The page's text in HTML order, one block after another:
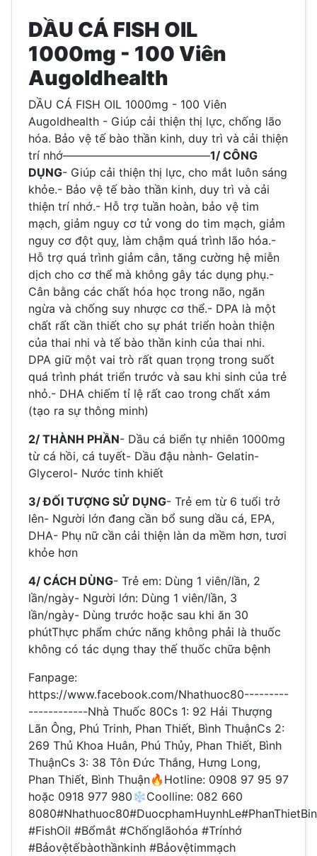
DẦU CÁ FISH OIL
1000mg - 100 Viên
Augoldhealth
DẦU CÁ FISH OIL 1000mg - 100 Viên
Augoldhealth - Giúp cải thiện thị lực, chống lão
hóa. Bảo vệ tế bào thần kinh, duy trì và cải thiện
trí nhớ—————————————1/ CÔNG
DỤNG- Giúp cải thiện thị lực, cho mắt luôn sáng
khỏe.- Bảo vệ tế bào thần kinh, duy trì và cải
thiện trí nhớ.- Hỗ trợ tuần hoàn, bảo vệ tim
mạch, giảm nguy cơ tử vong do tim mạch, giảm
nguy cơ đột quỵ, làm chậm quá trình lão hóa.-
Hỗ trợ quá trình giảm cân, tăng cường hệ miễn
dịch cho cơ thể mà không gây tác dụng phụ.-
Cân bằng các chất hóa học trong não, ngăn
ngừa và chống suy nhược cơ thể.- DPA là một
chất rất cần thiết cho sự phát triển hoàn thiện
của thai nhi và tế bào thần kinh của thai nhi.
DPA giữ một vai trò rất quan trọng trong suốt
quá trình phát triển trước và sau khi sinh của trẻ
nhỏ.- DHA chiếm tỉ lệ rất cao trong chất xám
(tạo ra sự thông minh)
2/ THÀNH PHẦN- Dầu cá biển tự nhiên 1000mg
từ cá hồi, cá tuyết- Dầu đậu nành- Gelatin-
Glycerol- Nước tinh khiết
3/ ĐỐI TƯỢNG SỬ DỤNG- Trẻ em từ 6 tuổi trở
lên- Người lớn đang cần bổ sung dầu cá, EPA,
DHA- Phụ nữ cần cải thiện làn da mềm hơn, tươi
khỏe hơn
4/ CÁCH DÙNG- Trẻ em: Dùng 1 viên/lần, 2
lần/ngày- Người lớn: Dùng 1 viên/lần, 3
lần/ngày- Dùng trước hoặc sau khi ăn 30
phútThực phẩm chức năng không phải là thuốc
không có tác dụng thay thế thuốc chữa bệnh
Fanpage:
https://www.facebook.com/Nhathuoc80---------
------------Nhà Thuốc 80Cs 1: 92 Hải Thượng
Lãn Ông, Phú Trinh, Phan Thiết, Bình ThuậnCs 2:
269 Thủ Khoa Huân, Phú Thủy, Phan Thiết, Bình
ThuậnCs 3: 38 Tôn Đức Thắng, Hưng Long,
Phan Thiết, Bình Thuận🔥Hotline: 0908 97 95 97
hoặc 0918 977 980❄Coolline: 082 660
#FishOil #Bổmắt #Chốnglãohóa #Trínhớ
#Bảovệtếbàothầnkinh #Bảovệtimmạch